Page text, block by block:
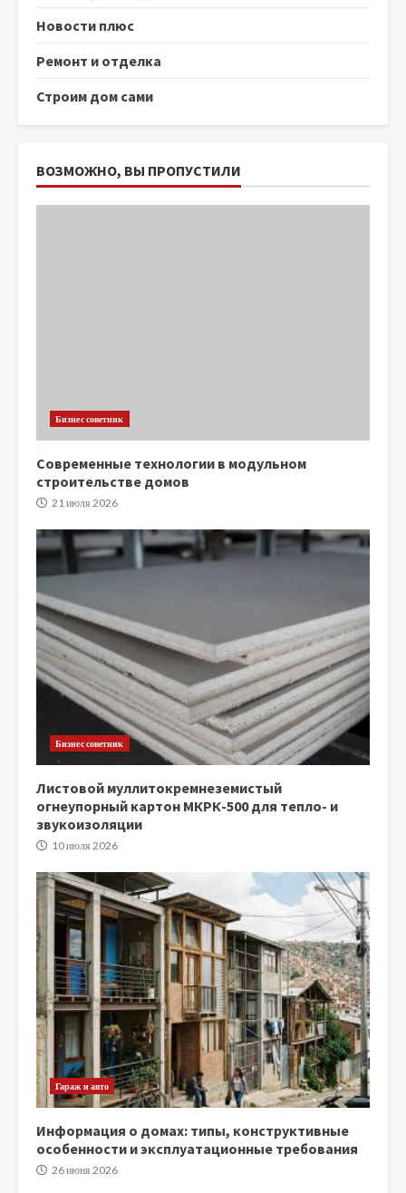
Новости плюс
Ремонт и отделка
Строим дом сами
ВОЗМОЖНО, ВЫ ПРОПУСТИЛИ
Бизнес советник
Современные технологии в модульном
строительстве домов
21 июля 2026
Бизнес советник
Листовой муллитокремнеземистый
огнеупорный картон МКРК-500 для тепло- и
звукоизоляции
10 июля 2026
Гараж и авто
Информация о домах: типы, конструктивные
особенности и эксплуатационные требования
26 июня 2026